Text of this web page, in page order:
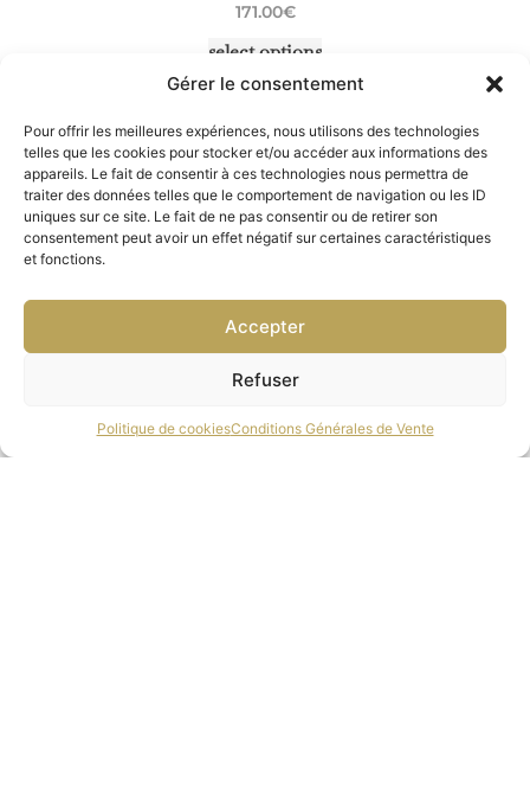
Gérer le consentement
Pour offrir les meilleures expériences, nous utilisons des technologies
telles que les cookies pour stocker et/ou accéder aux informations des
appareils. Le fait de consentir à ces technologies nous permettra de
traiter des données telles que le comportement de navigation ou les ID
uniques sur ce site. Le fait de ne pas consentir ou de retirer son
consentement peut avoir un effet négatif sur certaines caractéristiques
et fonctions.
Accepter
Refuser
Politique de cookiesConditions Générales de Vente
171.00€
select options